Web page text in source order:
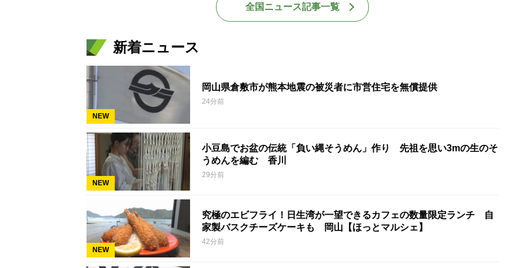
全国ニュース記事一覧
新着ニュース
NEW
岡山県倉敷市が熊本地震の被災者に市営住宅を無償提供
24分前
NEW
小豆島でお盆の伝統「負い縄そうめん」作り 先祖を思い3mの生のそ
うめんを編む 香川
29分前
NEW
究極のエビフライ！日生湾が一望できるカフェの数量限定ランチ 自
家製バスクチーズケーキも 岡山【ほっとマルシェ】
42分前